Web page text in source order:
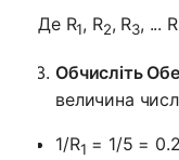
Де R1, R2, R3, ... R
Обчисліть
величина
1/R1 = 1/5 = 0.2